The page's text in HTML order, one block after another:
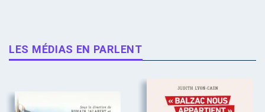
LES MÉDIAS EN PARLENT